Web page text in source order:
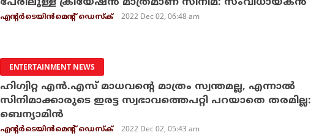
പേരിലുള്ള ക്രിയേഷന്‍ മാത്രമാണ് സിനിമ: സംവിധായകന്‍
എന്റര്‍ടെയിന്‍മെന്റ് ഡെസ്‌ക് 2022 Dec 02, 06:48 am
ENTERTAINMENT NEWS
ഹിഗ്വിറ്റ എന്‍.എസ് മാധവന്റെ മാത്രം സ്വന്തമല്ല, എന്നാല്‍
സിനിമാക്കാരുടെ ഇരട്ട സ്വഭാവത്തെപറ്റി പറയാതെ തരമില്ല:
ബെന്യാമിന്‍
എന്റര്‍ടെയിന്‍മെന്റ് ഡെസ്‌ക് 2022 Dec 02, 05:43 am